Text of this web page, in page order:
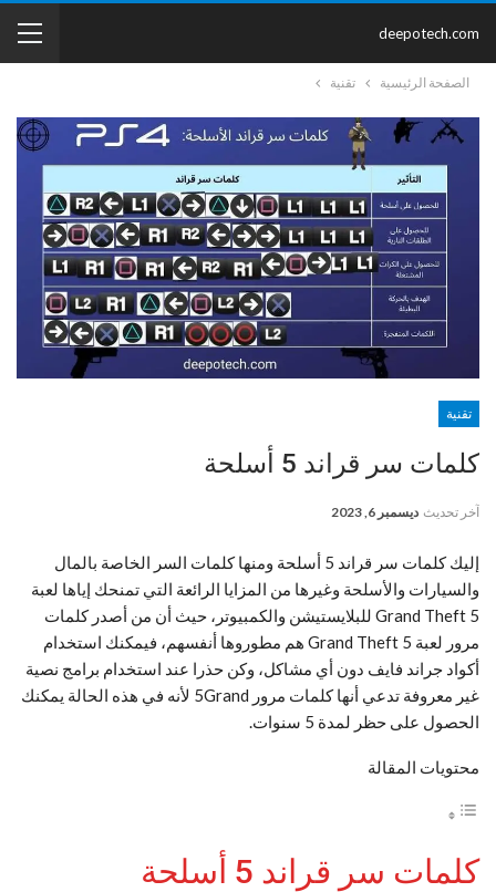
deepotech.com
الصفحة الرئيسية تقنية
تقنية
كلمات سر قراند 5 أسلحة
آخر تحديث ديسمبر 6, 2023
إليك كلمات سر قراند 5 أسلحة ومنها كلمات السر الخاصة بالمال
والسيارات والأسلحة وغيرها من المزايا الرائعة التي تمنحك إياها لعبة
Grand Theft 5 للبلايستيشن والكمبيوتر، حيث أن من أصدر كلمات
مرور لعبة Grand Theft 5 هم مطوروها أنفسهم، فيمكنك استخدام
أكواد جراند فايف دون أي مشاكل، وكن حذرا عند استخدام برامج نصية
غير معروفة تدعي أنها كلمات مرور 5Grand لأنه في هذه الحالة يمكنك
الحصول على حظر لمدة 5 سنوات.
محتويات المقالة
كلمات سر قراند 5 أسلحة